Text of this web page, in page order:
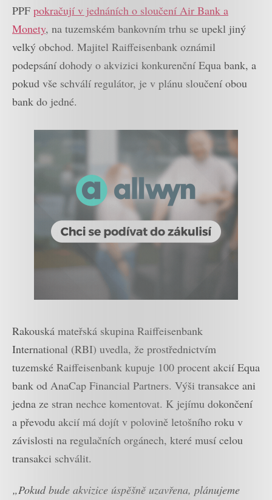
PPF pokračují v jednáních o sloučení Air Bank a
Monety, na tuzemském bankovním trhu se upekl jiný
velký obchod. Majitel Raiffeisenbank oznámil
podepsání dohody o akvizici konkurenční Equa bank, a
pokud vše schválí regulátor, je v plánu sloučení obou
bank do jedné.
Rakouská mateřská skupina Raiffeisenbank
International (RBI) uvedla, že prostřednictvím
tuzemské Raiffeisenbank kupuje 100 procent akcií Equa
bank od AnaCap Financial Partners. Výši transakce ani
jedna ze stran nechce komentovat. K jejímu dokončení
a převodu akcií má dojít v polovině letošního roku v
závislosti na regulačních orgánech, které musí celou
transakci schválit.
„Pokud bude akvizice úspěšně uzavřena, plánujeme